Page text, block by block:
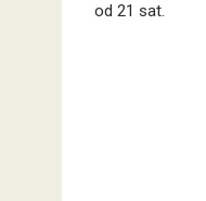
od 21 sat.